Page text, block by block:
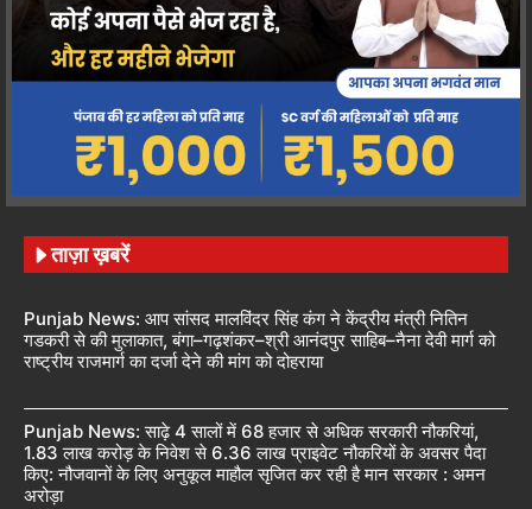
ताज़ा ख़बरें
Punjab News: आप सांसद मालविंदर सिंह कंग ने केंद्रीय मंत्री नितिन
गडकरी से की मुलाकात, बंगा–गढ़शंकर–श्री आनंदपुर साहिब–नैना देवी मार्ग को
राष्ट्रीय राजमार्ग का दर्जा देने की मांग को दोहराया
Punjab News: साढ़े 4 सालों में 68 हजार से अधिक सरकारी नौकरियां,
1.83 लाख करोड़ के निवेश से 6.36 लाख प्राइवेट नौकरियों के अवसर पैदा
किए: नौजवानों के लिए अनुकूल माहौल सृजित कर रही है मान सरकार : अमन
अरोड़ा